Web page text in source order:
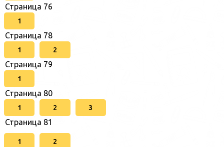
Страница 76
1
Страница 78
1 2
Страница 79
1
Страница 80
1 2 3
Страница 81
1 2